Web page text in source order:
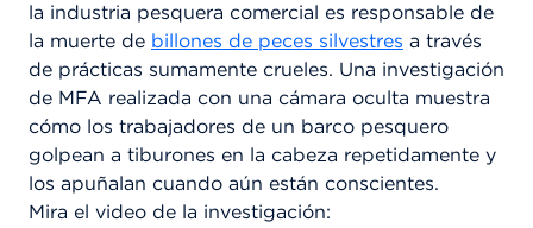
la industria pesquera comercial es responsable de
la muerte de billones de peces silvestres a través
de prácticas sumamente crueles. Una investigación
de MFA realizada con una cámara oculta muestra
cómo los trabajadores de un barco pesquero
golpean a tiburones en la cabeza repetidamente y
los apuñalan cuando aún están conscientes.
Mira el video de la investigación: